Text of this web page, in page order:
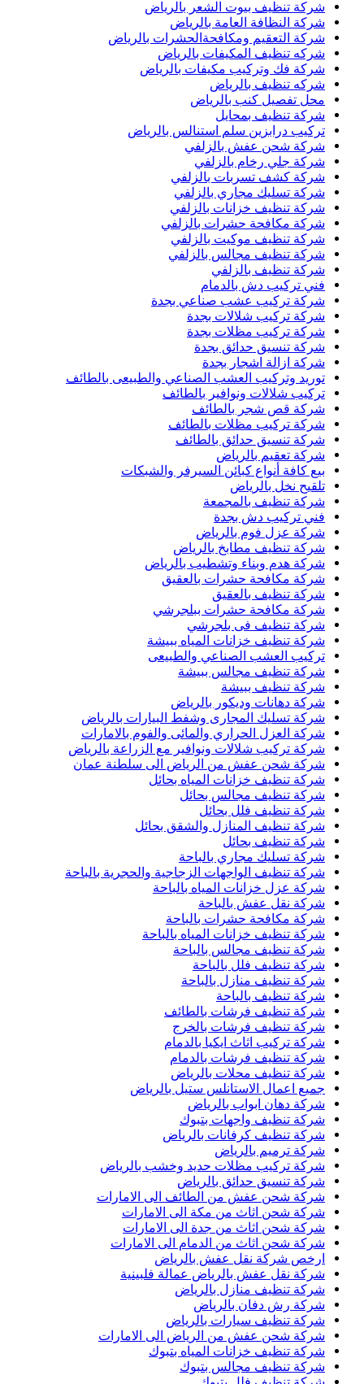
شركة تنظيف بيوت الشعر بالرياض
شركة النظافة العامة بالرياض
شركة التعقيم ومكافحةالحشرات بالرياض
شركه تنظيف المكيفات بالرياض
شركة فك وتركيب مكيفات بالرياض
شركه تنظيف بالرياض
محل تفصيل كنب بالرياض
شركة تنظيف بمحايل
تركيب درابزين سلم استنالس بالرياض
شركة شحن عفش بالزلفي
شركة جلي رخام بالزلفي
شركة كشف تسربات بالزلفي
شركة تسليك مجاري بالزلفي
شركة تنظيف خزانات بالزلفي
شركة مكافحة حشرات بالزلفي
شركة تنظيف موكيت بالزلفي
شركة تنظيف مجالس بالزلفي
شركة تنظيف بالزلفي
فني تركيب دش بالدمام
شركة تركيب عشب صناعي بجدة
شركة تركيب شلالات بجدة
شركة تركيب مظلات بجدة
شركة تنسيق حدائق بجدة
شركة ازالة اشجار بجدة
توريد وتركيب العشب الصناعي والطبيعى بالطائف
تركيب شلالات ونوافير بالطائف
شركة قص شجر بالطائف
شركة تركيب مظلات بالطائف
شركة تنسيق حدائق بالطائف
شركة تعقيم بالرياض
بيع كافة أنواع كبائن السيرفر والشبكات
تلقيح نخل بالرياض
شركة تنظيف بالمجمعة
فني تركيب دش بجدة
شركة عزل فوم بالرياض
شركة تنظيف مطابخ بالرياض
شركة هدم وبناء وتشطيب بالرياض
شركة مكافحة حشرات بالعقيق
شركة تنظيف بالعقيق
شركة مكافحة حشرات ببلجرشي
شركة تنظيف فى بلجرشي
شركة تنظيف خزانات المياه ببيشة
تركيب العشب الصناعي والطبيعى
شركة تنظيف مجالس ببيشة
شركة تنظيف ببيشة
شركة دهانات وديكور بالرياض
شركة تسليك المجارى وشفط البيارات بالرياض
شركة العزل الحراري والمائى والفوم بالامارات
شركة تركيب شلالات ونوافير مع الزراعة بالرياض
شركة شحن عفش من الرياض الى سلطنة عمان
شركة تنظيف خزانات المياه بحائل
شركة تنظيف مجالس بحائل
شركة تنظيف فلل بحائل
شركة تنظيف المنازل والشقق بحائل
شركة تنظيف بحائل
شركة تسليك مجاري بالباحة
شركة تنظيف الواجهات الزجاجية والحجرية بالباحة
شركة عزل خزانات المياه بالباحة
شركة نقل عفش بالباحة
شركة مكافحة حشرات بالباحة
شركة تنظيف خزانات المياه بالباحة
شركة تنظيف مجالس بالباحة
شركة تنظيف فلل بالباحة
شركة تنظيف منازل بالباحة
شركة تنظيف بالباحة
شركة تنظيف فرشات بالطائف
شركة تنظيف فرشات بالخرج
شركة تركيب اثاث ايكيا بالدمام
شركة تنظيف فرشات بالدمام
شركة تنظيف محلات بالرياض
جميع اعمال الاستانلس ستيل بالرياض
شركة دهان ابواب بالرياض
شركة تنظيف واجهات بتبوك
شركة تنظيف كرفانات بالرياض
شركة ترميم بالرياض
شركة تركيب مظلات حديد وخشب بالرياض
شركة تنسيق حدائق بالرياض
شركة شحن عفش من الطائف الى الامارات
شركة شحن اثاث من مكة الى الامارات
شركة شحن اثاث من جدة الى الامارات
شركة شحن اثاث من الدمام الى الامارات
ارخص شركة نقل عفش بالرياض
شركة نقل عفش بالرياض عمالة فلبينية
شركة تنظيف منازل بالرياض
شركة رش دفان بالرياض
شركة تنظيف سيارات بالرياض
شركة شحن عفش من الرياض الى الامارات
شركة تنظيف خزانات المياه بتبوك
شركة تنظيف مجالس بتبوك